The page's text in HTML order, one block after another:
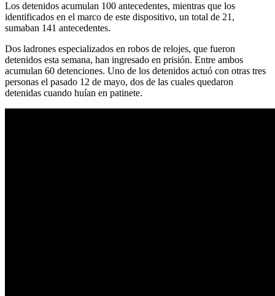
Los detenidos acumulan 100 antecedentes, mientras que los
identificados en el marco de este dispositivo, un total de 21,
sumaban 141 antecedentes.
Dos ladrones especializados en robos de relojes, que fueron
detenidos esta semana, han ingresado en prisión. Entre ambos
acumulan 60 detenciones. Uno de los detenidos actuó con otras tres
personas el pasado 12 de mayo, dos de las cuales quedaron
detenidas cuando huían en patinete.